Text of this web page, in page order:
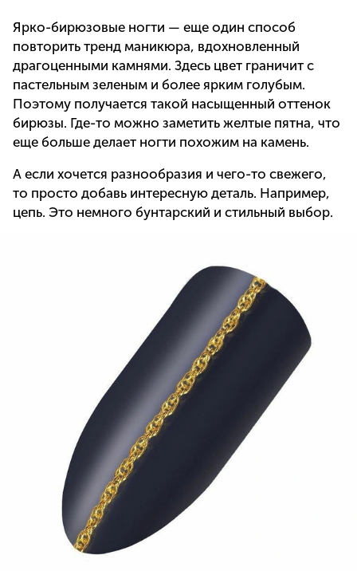
Ярко-бирюзовые ногти — еще один способ
повторить тренд маникюра, вдохновленный
драгоценными камнями. Здесь цвет граничит с
пастельным зеленым и более ярким голубым.
Поэтому получается такой насыщенный оттенок
бирюзы. Где-то можно заметить желтые пятна, что
еще больше делает ногти похожим на камень.
А если хочется разнообразия и чего-то свежего,
то просто добавь интересную деталь. Например,
цепь. Это немного бунтарский и стильный выбор.